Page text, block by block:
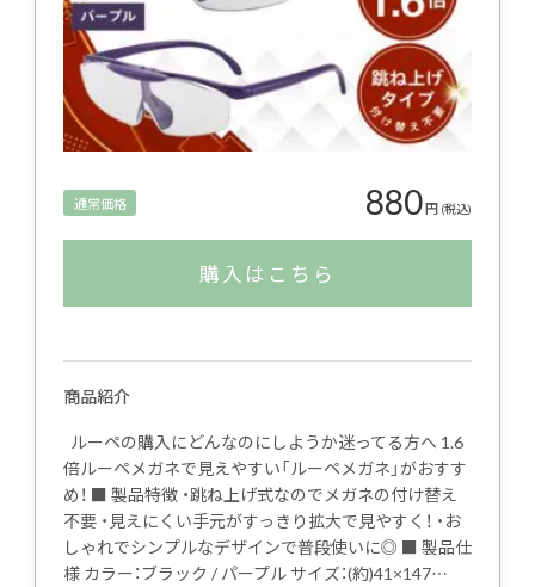
通常価格 880円 (税込)
購入はこちら
商品紹介
ルーペの購入にどんなのにしようか迷ってる方へ 1.6
倍ルーペメガネで見えやすい「ルーペメガネ」がおすす
め！ ■ 製品特徴 ・跳ね上げ式なのでメガネの付け替え
不要 ・見えにくい手元がすっきり拡大で見やすく！ ・お
しゃれでシンプルなデザインで普段使いに◎ ■ 製品仕
様 カラー：ブラック / パープル サイズ：(約)41×147…